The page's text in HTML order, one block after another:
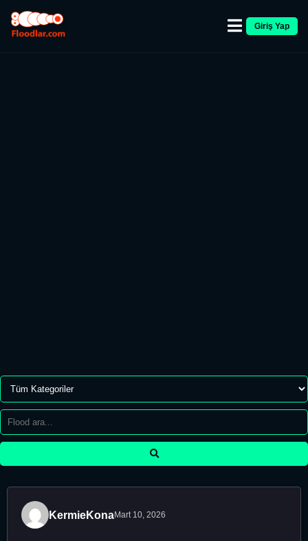
Giriş Yap
KermieKonaMart 10, 2026